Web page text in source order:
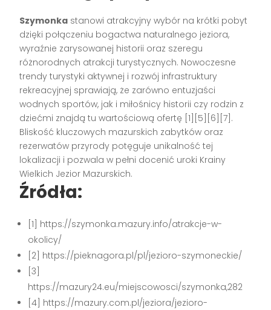
Szymonka stanowi atrakcyjny wybór na krótki pobyt
dzięki połączeniu bogactwa naturalnego jeziora,
wyraźnie zarysowanej historii oraz szeregu
różnorodnych atrakcji turystycznych. Nowoczesne
trendy turystyki aktywnej i rozwój infrastruktury
rekreacyjnej sprawiają, że zarówno entuzjaści
wodnych sportów, jak i miłośnicy historii czy rodzin z
dziećmi znajdą tu wartościową ofertę [1][5][6][7].
Bliskość kluczowych mazurskich zabytków oraz
rezerwatów przyrody potęguje unikalność tej
lokalizacji i pozwala w pełni docenić uroki Krainy
Wielkich Jezior Mazurskich.
Źródła:
[1] https://szymonka.mazury.info/atrakcje-w-
okolicy/
[2] https://pieknagora.pl/pl/jezioro-szymoneckie/
[3]
https://mazury24.eu/miejscowosci/szymonka,282
[4] https://mazury.com.pl/jeziora/jezioro-